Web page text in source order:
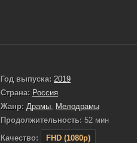
Год выпуска: 2019
Страна: Россия
Жанр: Драмы Мелодрамы
Продолжительность: 52 мин
Качество:
FHD (1080p)